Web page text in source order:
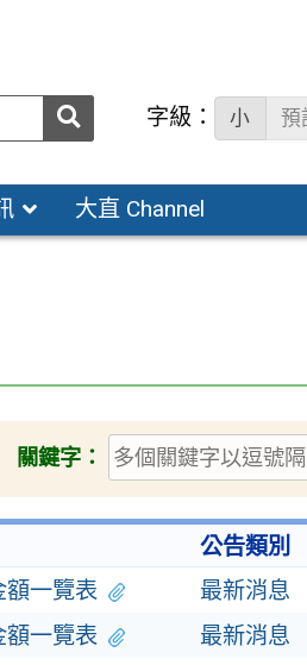
送出 字級： 小 預
大直 Channel
關鍵字：
公告類別
額一覽表 最新消息
額一覽表 最新消息